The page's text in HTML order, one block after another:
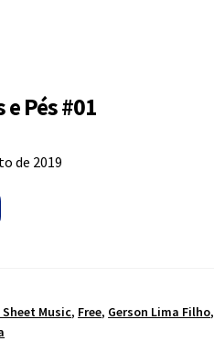
Pés #01
de 2019
Sheet Music, Free, Gerson Lima Filho,